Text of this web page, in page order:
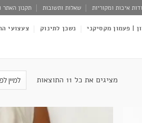
איכות ומקוריות שאלות ותשובות תקנון האתר
| פעמון מקסיקני נשכן לתינוק
צעצועי
מציגים את כל ⁦11⁩ התוצאות
ממוין